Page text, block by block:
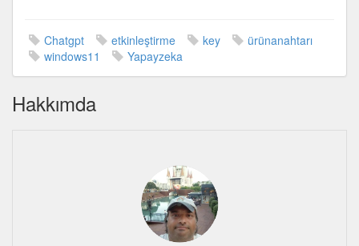
Chatgpt etkinleştirme key
ürünanahtarı
windows11
Yapayzeka
Hakkımda